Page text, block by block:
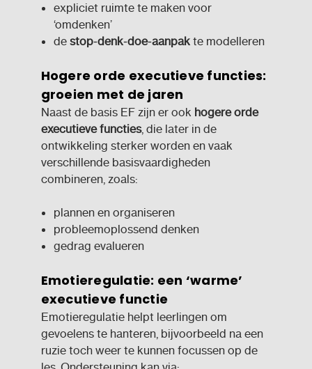
expliciet ruimte te maken voor
‘omdenken’
de stop‑denk‑doe‑aanpakte modelleren
Hogere orde executieve functies:
groeien met de jaren
Naast de basis EF zijn er ook hogere orde
executieve functies, die later in de
ontwikkeling sterker worden en vaak
verschillende basisvaardigheden
combineren, zoals:
plannen en organiseren
probleemoplossend denken
gedrag evalueren
Emotieregulatie: een ‘warme’
executieve functie
Emotieregulatie helpt leerlingen om
gevoelens te hanteren, bijvoorbeeld na een
ruzie toch weer te kunnen focussen op de